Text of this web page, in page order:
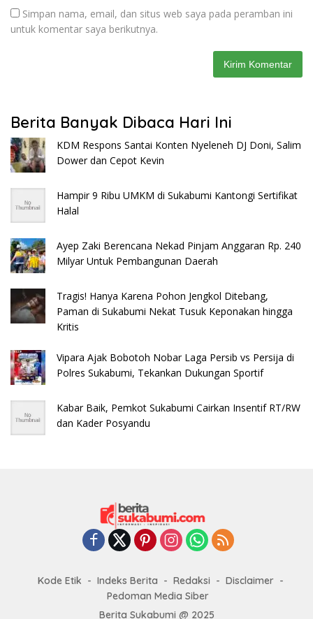
Simpan nama, email, dan situs web saya pada peramban ini
untuk komentar saya berikutnya.
Berita Banyak Dibaca Hari Ini
KDM Respons Santai Konten Nyeleneh DJ Doni, Salim
Dower dan Cepot Kevin
Hampir 9 Ribu UMKM di Sukabumi Kantongi Sertifikat
Halal
Ayep Zaki Berencana Nekad Pinjam Anggaran Rp. 240
Milyar Untuk Pembangunan Daerah
Tragis! Hanya Karena Pohon Jengkol Ditebang,
Paman di Sukabumi Nekat Tusuk Keponakan hingga
Kritis
Vipara Ajak Bobotoh Nobar Laga Persib vs Persija di
Polres Sukabumi, Tekankan Dukungan Sportif
Kabar Baik, Pemkot Sukabumi Cairkan Insentif RT/RW
dan Kader Posyandu
Kode Etik Indeks Berita Redaksi
Disclaimer
Pedoman Media Siber
Berita Sukabumi @ 2025